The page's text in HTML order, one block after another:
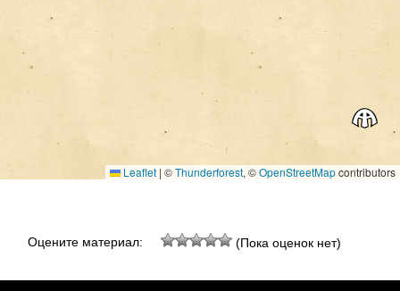
Leaflet | ©Thunderforest, ©OpenStreetMapcontributors
Оцените материал: (Пока оценок нет)